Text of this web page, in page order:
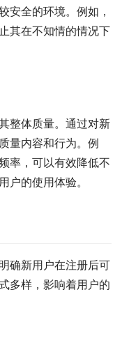
安全的环境。例如，
其在不知情的情况下
整体质量。通过对新
量内容和行为。例
率，可以有效降低不
户的使用体验。
确新用户在注册后可
多样，影响着用户的